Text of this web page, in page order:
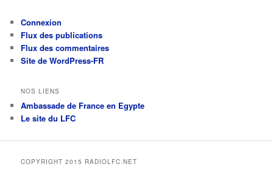
Connexion
Flux des publications
Flux des commentaires
Site de WordPress-FR
NOS LIENS
Ambassade de France en Egypte
Le site du LFC
COPYRIGHT 2015 RADIOLFC.NET